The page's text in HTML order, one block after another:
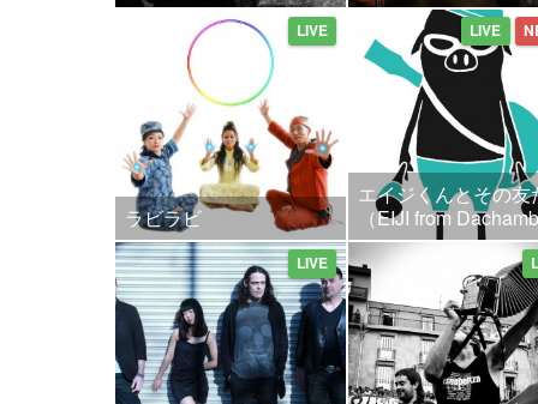
ラビラビ
LIVE
エイジくんとその友
（EIJI from
LIVE
LIVE